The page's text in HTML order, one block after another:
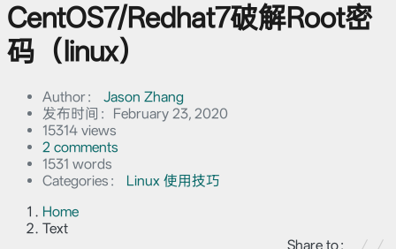
CentOS7/Redhat7破解Root密
码（linux）
Author：
Jason Zhang
发布时间： February 23, 2020
15314 views
2 comments
1531 words
Categories：
Linux 使用技巧
Home
Text
Share to：